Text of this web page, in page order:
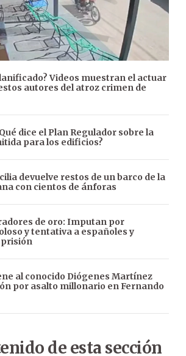
Videos muestran el actuar
autores del atroz crimen de
dice el Plan Regulador sobre la
para los edificios?
devuelve restos de un barco de la
con cientos de ánforas
de oro: Imputan por
y tentativa a españoles y
prisión
al conocido Diógenes Martínez
por asalto millonario en Fernando
de esta sección